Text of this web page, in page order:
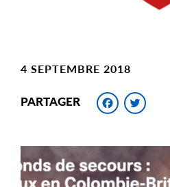
4 SEPTEMBRE 2018
PARTAGER
Image